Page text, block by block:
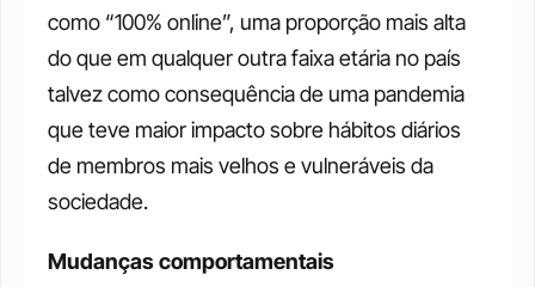
como “100% online”, uma proporção mais alta
do que em qualquer outra faixa etária no país
talvez como consequência de uma pandemia
que teve maior impacto sobre hábitos diários
de membros mais velhos e vulneráveis da
sociedade.
Mudanças comportamentais